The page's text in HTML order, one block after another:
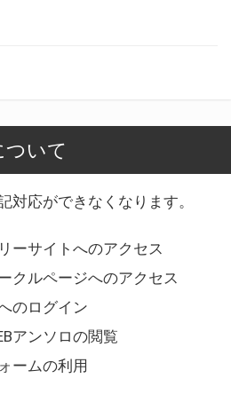
ついて
対応ができなくなります。
ーサイトへのアクセス
クルページへのアクセス
のログイン
アンソロの閲覧
ームの利用